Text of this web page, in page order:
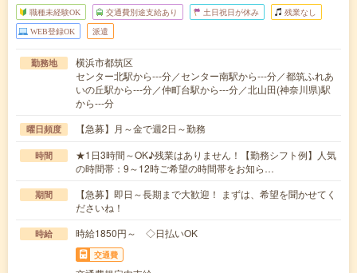
職種未経験OK 交通費別途支給あり 土日祝日が休み 残業なし
WEB登録OK 派遣
勤務地
横浜市都筑区
センター北駅から---分／センター南駅から---分／都筑ふれあ
いの丘駅から---分／仲町台駅から---分／北山田(神奈川県)駅
から---分
曜日頻度 【急募】月～金で週2日～勤務
時間
★1日3時間～OK♪残業はありません！【勤務シフト例】人気
の時間帯：9～12時ご希望の時間帯をお知ら…
期間
【急募】即日～長期まで大歓迎！ まずは、希望を聞かせてく
ださいね！
時給 時給1850円～ ◇日払いOK
交通費